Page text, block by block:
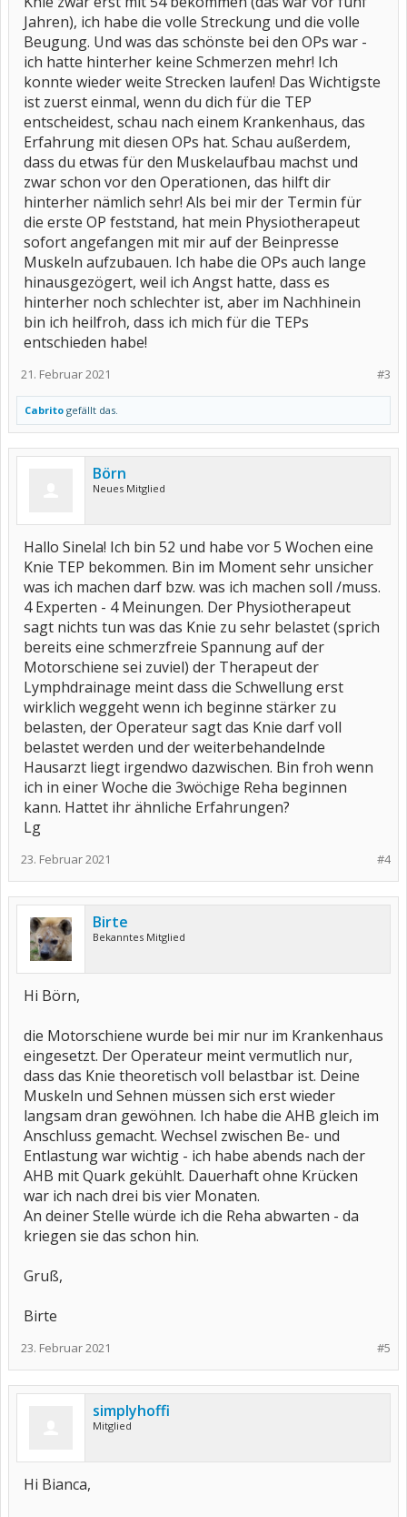
Jahren), ich habe die volle Streckung und die volle
Beugung. Und was das schönste bei den OPs war -
ich hatte hinterher keine Schmerzen mehr! Ich
konnte wieder weite Strecken laufen! Das Wichtigste
ist zuerst einmal, wenn du dich für die TEP
entscheidest, schau nach einem Krankenhaus, das
Erfahrung mit diesen OPs hat. Schau außerdem,
dass du etwas für den Muskelaufbau machst und
zwar schon vor den Operationen, das hilft dir
hinterher nämlich sehr! Als bei mir der Termin für
die erste OP feststand, hat mein Physiotherapeut
sofort angefangen mit mir auf der Beinpresse
Muskeln aufzubauen. Ich habe die OPs auch lange
hinausgezögert, weil ich Angst hatte, dass es
hinterher noch schlechter ist, aber im Nachhinein
bin ich heilfroh, dass ich mich für die TEPs
entschieden habe!
#3
21. Februar 2021
Cabrito gefällt das.
Börn
Neues Mitglied
Hallo Sinela! Ich bin 52 und habe vor 5 Wochen eine
Knie TEP bekommen. Bin im Moment sehr unsicher
was ich machen darf bzw. was ich machen soll /muss.
4 Experten - 4 Meinungen. Der Physiotherapeut
sagt nichts tun was das Knie zu sehr belastet (sprich
bereits eine schmerzfreie Spannung auf der
Motorschiene sei zuviel) der Therapeut der
Lymphdrainage meint dass die Schwellung erst
wirklich weggeht wenn ich beginne stärker zu
belasten, der Operateur sagt das Knie darf voll
belastet werden und der weiterbehandelnde
Hausarzt liegt irgendwo dazwischen. Bin froh wenn
ich in einer Woche die 3wöchige Reha beginnen
kann. Hattet ihr ähnliche Erfahrungen?
Lg
#4
23. Februar 2021
Birte
Bekanntes Mitglied
Hi Börn,
die Motorschiene wurde bei mir nur im Krankenhaus
eingesetzt. Der Operateur meint vermutlich nur,
dass das Knie theoretisch voll belastbar ist. Deine
Muskeln und Sehnen müssen sich erst wieder
langsam dran gewöhnen. Ich habe die AHB gleich im
Anschluss gemacht. Wechsel zwischen Be- und
Entlastung war wichtig - ich habe abends nach der
AHB mit Quark gekühlt. Dauerhaft ohne Krücken
war ich nach drei bis vier Monaten.
An deiner Stelle würde ich die Reha abwarten - da
kriegen sie das schon hin.
Gruß,
Birte
#5
23. Februar 2021
simplyhoffi
Mitglied
Hi Bianca,